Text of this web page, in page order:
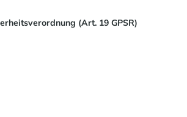
(Art. 19 GPSR)